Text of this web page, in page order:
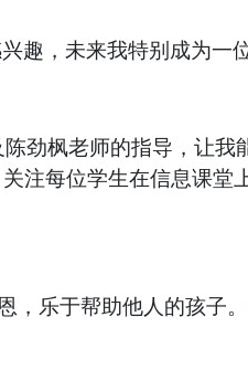
趣，未来我特别成为一
劲枫老师的指导，让
注每位学生在信息课
，乐于帮助他人的孩子